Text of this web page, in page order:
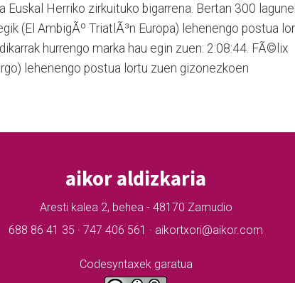
Herriko zirkuituko bigarrena. Bertan 300
(El AmbigÃº TriatlÃ³n Europa) lehenengo postua
hurrengo marka hau egin zuen: 2:08:44. FÃ©lix
lehenengo postua lortu zuen gizonezkoen
aikor aldizkaria
Aresti kalea 2, behea - 48170 Zamudio
688 86 41 35 · 747 406 561 · aikortxori@aikor.com
Codesyntaxek garatua